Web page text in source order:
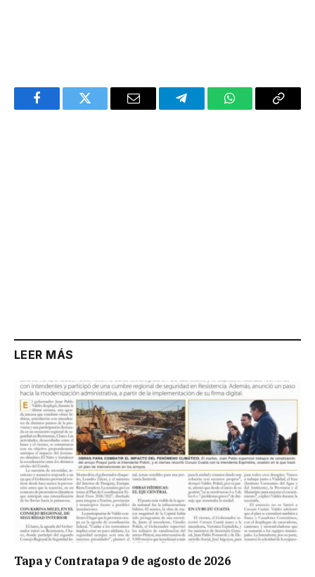
FacebookTwitter Email TelegramWhatsAppCopy
LEER MÁS
Tapa y Contratapa 9 de agosto de 2026